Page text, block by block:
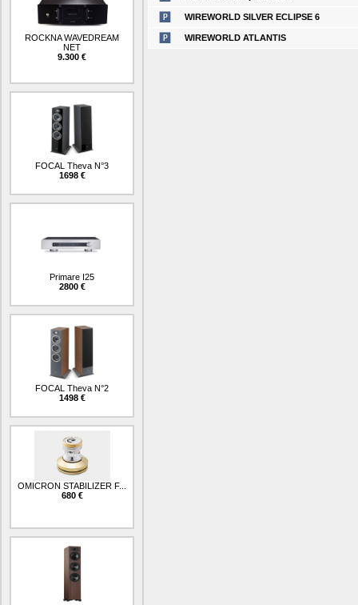
ROCKNA WAVEDREAM
NET
9.300 €
FOCAL Theva N°3
1698 €
Primare I25
2800 €
FOCAL Theva N°2
1498 €
OMICRON STABILIZER F...
680 €
WIREWORLD SILVER ECLIPSE 6
WIREWORLD ATLANTIS